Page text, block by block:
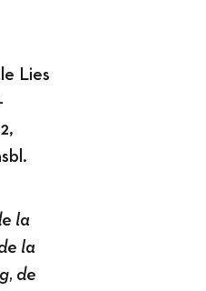
Lies
la
la
de